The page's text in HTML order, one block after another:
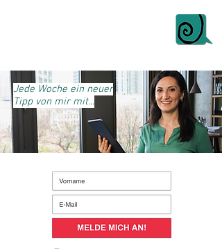
Jede Woche ein neuer
Tipp von mir mit...